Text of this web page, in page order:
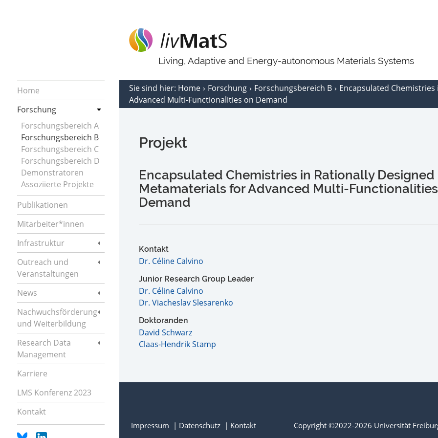
Living, Adaptive and Energy-autonomous Materials Systems
Home
Forschung
Forschungsbereich A
Forschungsbereich B
Forschungsbereich C
Forschungsbereich D
Demonstratoren
Assoziierte Projekte
Publikationen
Mitarbeiter*innen
Infrastruktur
Outreach und
Veranstaltungen
News
Nachwuchsförderung
und Weiterbildung
Research Data
Management
Karriere
LMS Konferenz 2023
Kontakt
Sie sind hier: Home Forschung Forschungsbereich B
Encapsulated
Advanced Multi-Functionalities on Demand
Projekt
Encapsulated Chemistries in Rationally Designed
Metamaterials for Advanced Multi-
Demand
Kontakt
Dr. Céline Calvino
Junior Research Group Leader
Dr. Céline Calvino
Dr. Viacheslav Slesarenko
Doktoranden
David Schwarz
Claas-Hendrik Stamp
Impressum Datenschutz Kontakt Copyright ©2022-2026 Universität